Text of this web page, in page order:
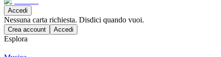
Accedi
Nessuna carta richiesta. Disdici quando vuoi.
Crea account Accedi
Esplora